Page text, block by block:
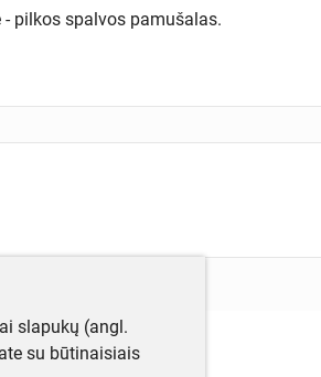
pilkos spalvos pamušalas.
slapukų (angl.
su būtinaisiais